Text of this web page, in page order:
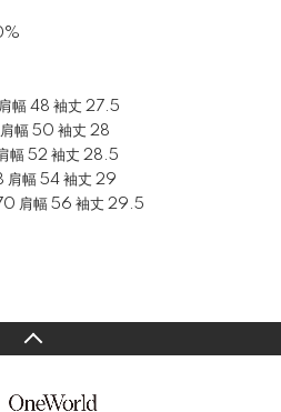
幅 48 袖丈 27.5
幅 50 袖丈 28
幅 52 袖丈 28.5
肩幅 54 袖丈 29
肩幅 56 袖丈 29.5